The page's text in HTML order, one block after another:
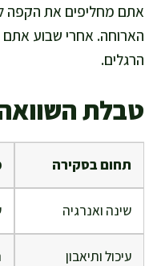
אתם מחליפים את הקפה
הארוחה. אחרי שבוע אתם
הרגלים.
טבלת
תחום בסקירה
שינה ואנרגיה
עיכול ותיאבון